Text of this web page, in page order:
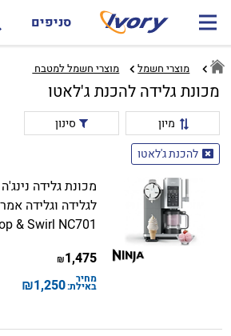
סניפים
מוצרי חשמל מוצרי חשמל למטבח ‏
מכונת גלידה להכנת ג'לאטו
מיון
סינון
להכנת ג'לאטו
& Swirl NC701
1,475
₪
מחיר
באילת:1,250
₪